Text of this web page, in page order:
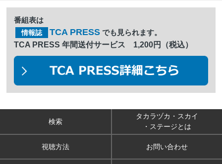
番組表は
情報誌 TCA PRESS でも見られます。
TCA PRESS 年間送付サービス 1,200円（税込）
検索
タカラヅカ・スカイ
・ステージとは
視聴方法 お問い合わせ